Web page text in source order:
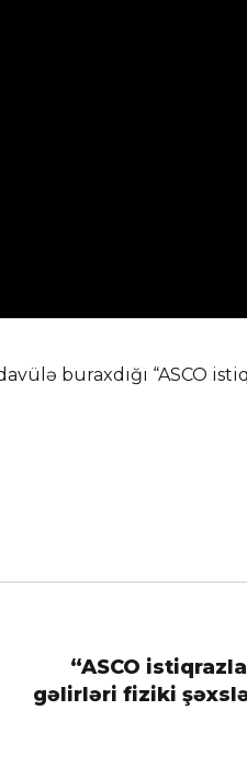
buraxdığı “ASCO
“ASCO
gəlirləri fiziki